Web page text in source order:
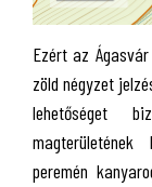
Ezért az
zöld négyzet
lehetőséget
peremén